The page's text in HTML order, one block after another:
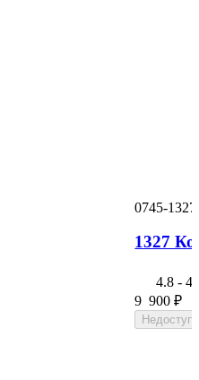
0745-1327
1327
4.8 -
9 900₽